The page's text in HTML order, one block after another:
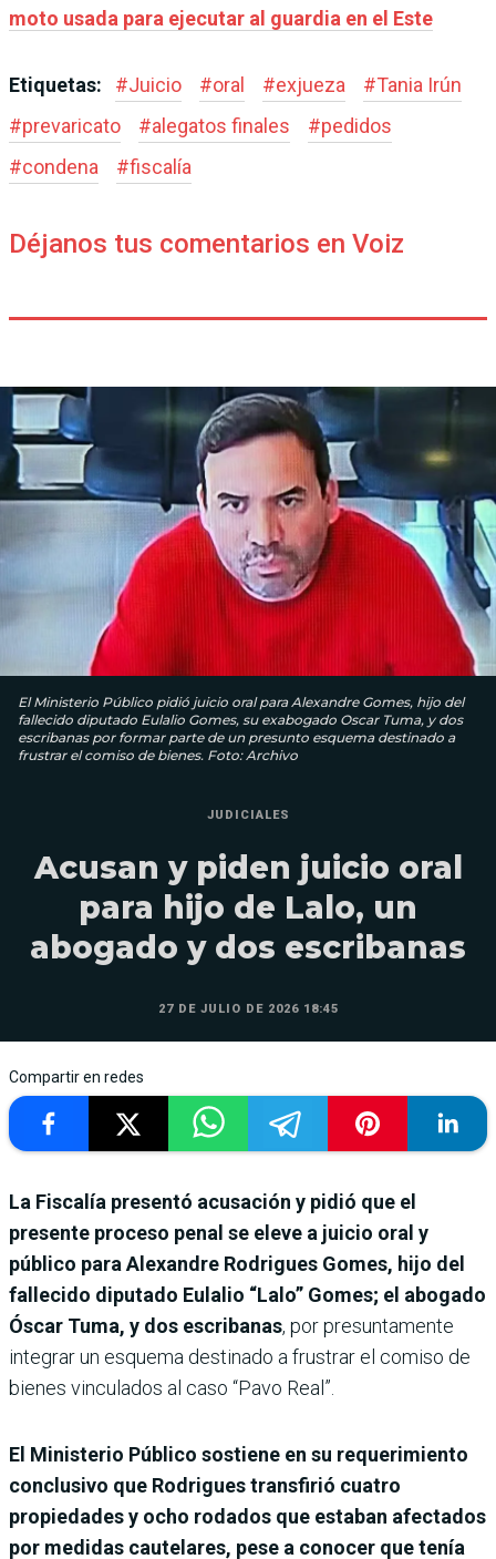
moto usada para ejecutar al guardia en el Este
Etiquetas: #Juicio #oral #exjueza #Tania Irún
#prevaricato #alegatos finales #pedidos
#condena #fiscalía
Déjanos tus comentarios en Voiz
El Ministerio Público pidió juicio oral para Alexandre Gomes, hijo del
fallecido diputado Eulalio Gomes, su exabogado Oscar Tuma, y dos
escribanas por formar parte de un presunto esquema destinado a
frustrar el comiso de bienes. Foto: Archivo
JUDICIALES
Acusan y piden juicio oral
para hijo de Lalo, un
abogado y dos escribanas
27 DE JULIO DE 2026 18:45
Compartir en redes
La Fiscalía presentó acusación y pidió que el
presente proceso penal se eleve a juicio oral y
público para Alexandre Rodrigues Gomes, hijo del
fallecido diputado Eulalio “Lalo” Gomes; el abogado
Óscar Tuma, y dos escribanas, por presuntamente
integrar un esquema destinado a frustrar el comiso de
bienes vinculados al caso “Pavo Real”.
El Ministerio Público sostiene en su requerimiento
conclusivo que Rodrigues transfirió cuatro
propiedades y ocho rodados que estaban afectados
por medidas cautelares, pese a conocer que tenía